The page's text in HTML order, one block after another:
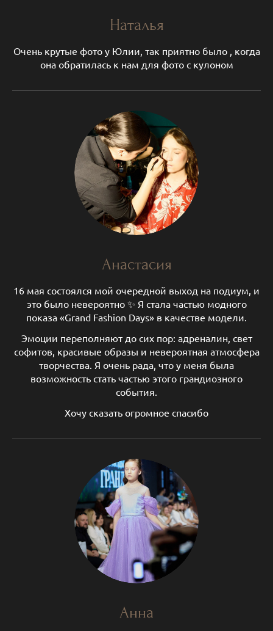
Наталья
Очень крутые фото у Юлии, так приятно было , когда
она обратилась к нам для фото с кулоном
Анастасия
16 мая состоялся мой очередной выход на подиум, и
это было невероятно ✨ Я стала частью модного
показа «Grand Fashion Days» в качестве модели.
Эмоции переполняют до сих пор: адреналин, свет
софитов, красивые образы и невероятная атмосфера
творчества. Я очень рада, что у меня была
возможность стать частью этого грандиозного
события.
Хочу сказать огромное спасибо
Анна